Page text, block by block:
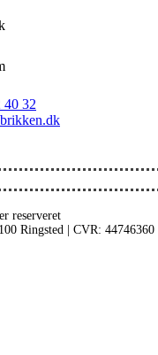
40 32
reserveret
Ringsted | CVR: 44746360